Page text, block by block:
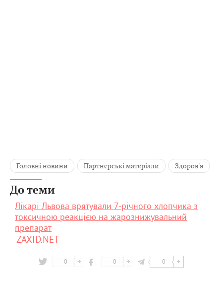
Головні новини Партнерські матеріали Здоров'я
До теми
Лікарі Львова врятували 7-річного хлопчика з
токсичною реакцією на жарознижувальний
препарат
ZAXID.NET
0 0 0